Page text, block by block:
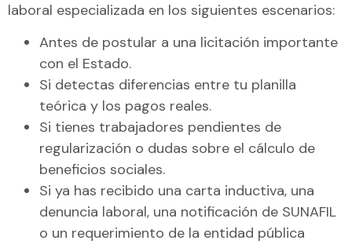
laboral especializada en los siguientes escenarios:
Antes de postular a una licitación importante
con el Estado.
Si detectas diferencias entre tu planilla
teórica y los pagos reales.
Si tienes trabajadores pendientes de
regularización o dudas sobre el cálculo de
beneficios sociales.
Si ya has recibido una carta inductiva, una
denuncia laboral, una notificación de SUNAFIL
o un requerimiento de la entidad pública